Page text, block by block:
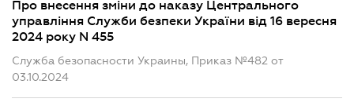
Про внесення зміни до наказу Центрального
управління Служби безпеки України від 16 вересня
2024 року N 455
Служба безопасности Украины, Приказ №482 от
03.10.2024